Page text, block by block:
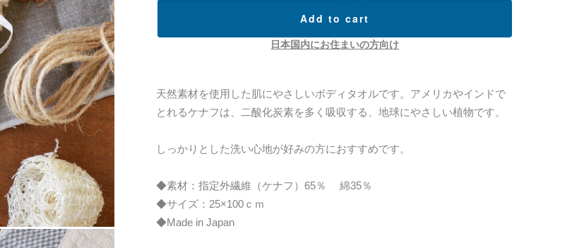
Add to cart
日本国内にお住まいの方向け
天然素材を使用した肌にやさしいボディタオルです。アメリカやインドで
とれるケナフは、二酸化炭素を多く吸収する、地球にやさしい植物です。
しっかりとした洗い心地が好みの方におすすめです。
◆素材：指定外繊維（ケナフ）65％ 綿35％
◆サイズ：25×100ｃｍ
◆Made in Japan